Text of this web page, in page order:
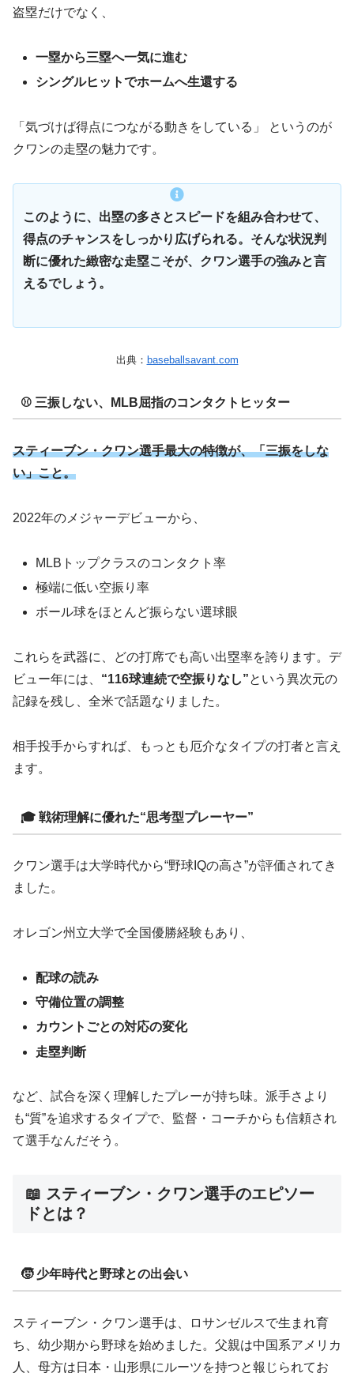
盗塁だけでなく、
一塁から三塁へ一気に進む
シングルヒットでホームへ生還する
「気づけば得点につながる動きをしている」 というのが
クワンの走塁の魅力です。
このように、出塁の多さとスピードを組み合わせて、
得点のチャンスをしっかり広げられる。そんな状況判
断に優れた緻密な走塁こそが、クワン選手の強みと言
えるでしょう。
出典： baseballsavant.com
⚾ 三振しない、MLB屈指のコンタクトヒッター
スティーブン・クワン選手最大の特徴が、「三振をしな
い」こと。
2022年のメジャーデビューから、
MLBトップクラスのコンタクト率
極端に低い空振り率
ボール球をほとんど振らない選球眼
これらを武器に、どの打席でも高い出塁率を誇ります。デ
ビュー年には、 “116球連続で空振りなし”という異次元の
記録を残し、全米で話題なりました。
相手投手からすれば、もっとも厄介なタイプの打者と言え
ます。
🎓 戦術理解に優れた“思考型プレーヤー”
クワン選手は大学時代から“野球IQの高さ”が評価されてき
ました。
オレゴン州立大学で全国優勝経験もあり、
配球の読み
守備位置の調整
カウントごとの対応の変化
走塁判断
など、試合を深く理解したプレーが持ち味。派手さより
も“質”を追求するタイプで、監督・コーチからも信頼され
て選手なんだそう。
📖 スティーブン・クワン選手のエピソー
ドとは？
🧒 少年時代と野球との出会い
スティーブン・クワン選手は、ロサンゼルスで生まれ育
ち、幼少期から野球を始めました。父親は中国系アメリカ
人、母方は日本・山形県にルーツを持つと報じられてお